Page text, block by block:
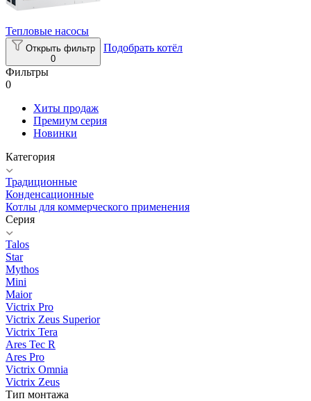
Тепловые насосы
Открыть фильтр
0
Подобрать котёл
Фильтры
0
Хиты продаж
Премиум серия
Новинки
Категория
Традиционные
Конденсационные
Котлы для коммерческого применения
Серия
Talos
Star
Mythos
Mini
Maior
Victrix Pro
Victrix Zeus Superior
Victrix Tera
Ares Tec R
Ares Pro
Victrix Omnia
Victrix Zeus
Тип монтажа